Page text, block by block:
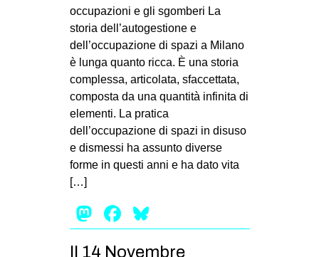
occupazioni e gli sgomberi La
storia dell’autogestione e
dell’occupazione di spazi a Milano
è lunga quanto ricca. È una storia
complessa, articolata, sfaccettata,
composta da una quantità infinita di
elementi. La pratica
dell’occupazione di spazi in disuso
e dismessi ha assunto diverse
forme in questi anni e ha dato vita
[…]
Mastodon
Facebook
Il 14 Novembre